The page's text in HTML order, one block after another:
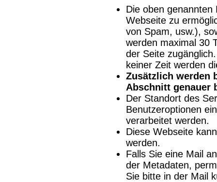
Die oben
Webseite zu
von Spam, usw.),
werden maximal 30
der Seite
keiner Zeit werden
Zusätzlich werden
Abschnitt genauer
Der Standort des
Benutzeroptionen
verarbeitet werden.
Diese Webseite
werden.
Falls Sie eine Mail
der Metadaten,
Sie bitte in der Mail